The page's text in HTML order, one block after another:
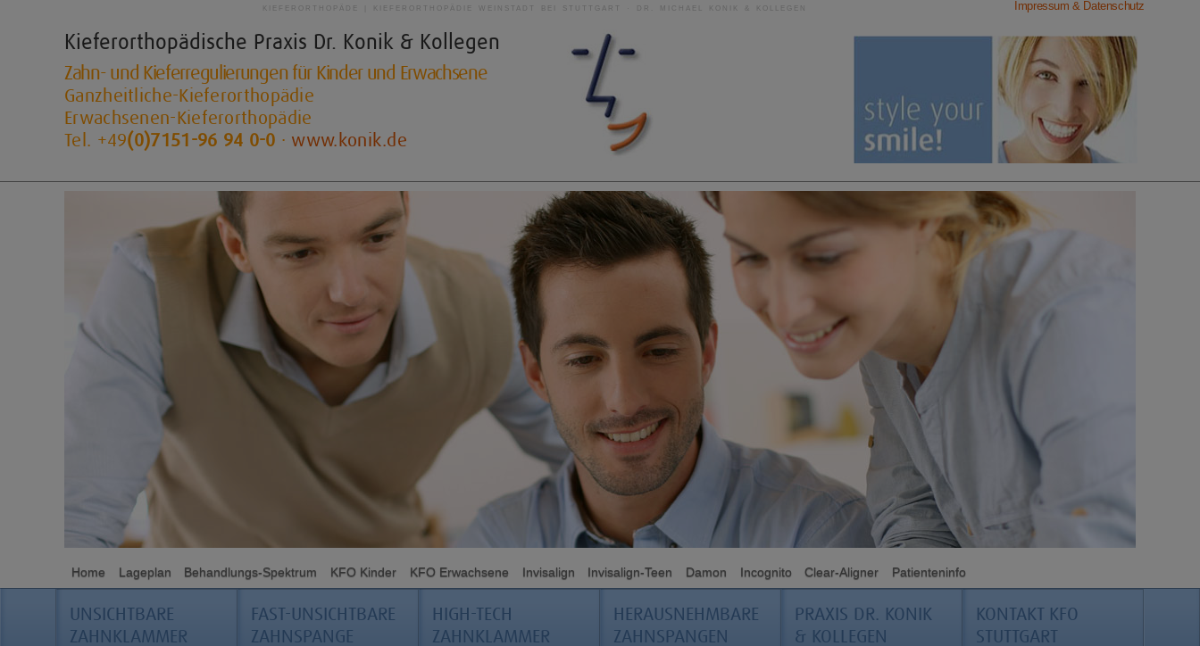
Impressum & Datenschutz
KIEFERORTHOPÄDE | KIEFERORTHOPÄDIE WEINSTADT BEI STUTTGART · DR. MICHAEL KONIK & KOLLEGEN
Kieferorthopädische Praxis Dr. Konik & Kollegen
Zahn- und Kieferregulierungen für Kinder und Erwachsene
Ganzheitliche-Kieferorthopädie
Erwachsenen-Kieferorthopädie
Tel. +49(0)7151-96 94 0-0 · www.konik.de
Home Lageplan Behandlungs-Spektrum KFO Kinder KFO Erwachsene Invisalign Invisalign-Teen Damon Incognito Clear-Aligner Patienteninfo
UNSICHTBARE
ZAHNKLAMMER
FAST-UNSICHTBARE
ZAHNSPANGE
HIGH-TECH
ZAHNKLAMMER
HERAUSNEHMBARE
ZAHNSPANGEN
PRAXIS DR. KONIK
& KOLLEGEN
KONTAKT KFO
STUTTGART